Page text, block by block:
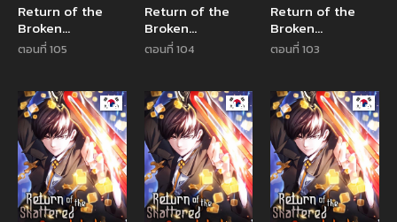
Return of the
Broken
Constellation
ตอนที่ 105
Return of the
Broken
Constellation
ตอนที่ 104
Return of the
Broken
Constellation
ตอนที่ 103
Manhwa Manhwa